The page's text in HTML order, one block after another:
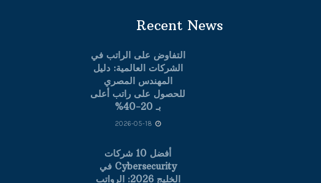
Recent News
التفاوض على الراتب في
الشركات العالمية: دليل
المهندس المصري
للحصول على راتب أعلى
بـ 20-40%
أفضل 10 شركات
Cybersecurity في
الخليج 2026: الرواتب